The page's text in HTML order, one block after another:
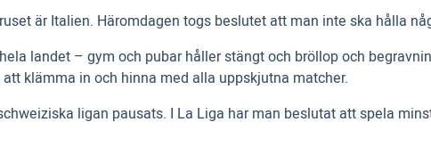
är Italien. Häromdagen togs beslutet att man inte ska hålla
landet – gym och pubar håller stängt och bröllop och
klämma in och hinna med alla uppskjutna matcher.
ligan pausats. I La Liga har man beslutat att spela